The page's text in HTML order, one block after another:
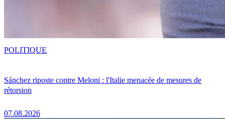
Sánchez riposte contre Meloni : l'Italie menacée de mesures de
rétorsion
07.08.2026
POLITIQUE